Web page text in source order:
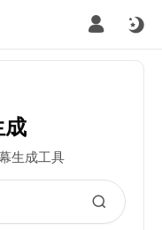
成
生成工具